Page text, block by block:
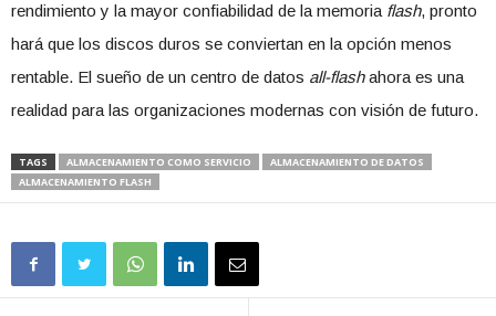
rendimiento y la mayor confiabilidad de la memoria flash, pronto
hará que los discos duros se conviertan en la opción menos
rentable. El sueño de un centro de datos all-flashahora es una
realidad para las organizaciones modernas con visión de futuro.
TAGS ALMACENAMIENTO COMO SERVICIO
ALMACENAMIENTO DE DATOS
ALMACENAMIENTO FLASH